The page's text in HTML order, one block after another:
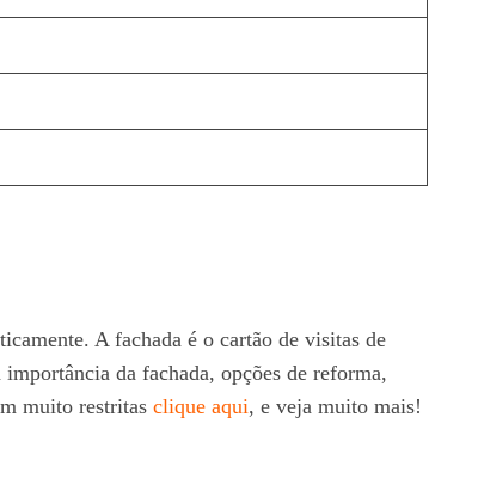
A fachada é o cartão de visitas de
da fachada, opções de reforma,
muito restritas clique aqui, e veja muito mais!